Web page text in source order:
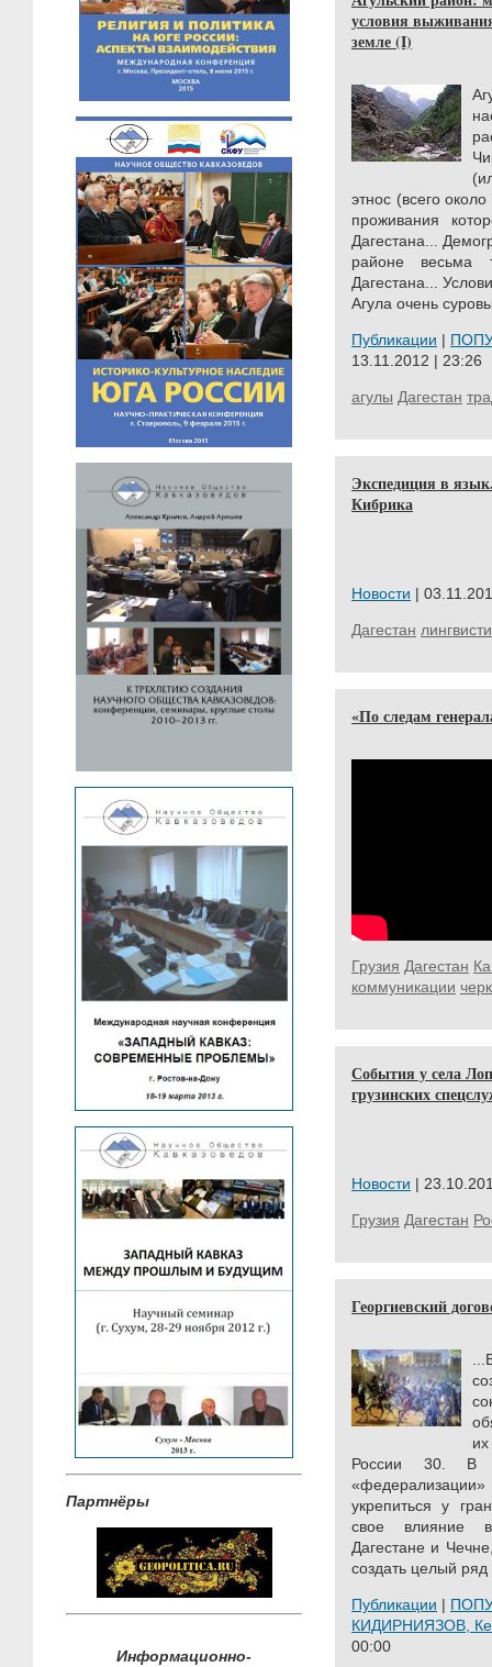
Партнёры
Информационно-
условия
земле (I)
этнос (всего
проживания
Дагестана...
районе весьма
Дагестана...
Агула очень
Публикации |
13.11.2012 | 23:26
агулы Дагестан
Экспедиция в
Кибрика
Новости |
Дагестан
«По следам
Грузия Дагестан
коммуникации
События у села
грузинских
Новости |
Грузия Дагестан
Георгиевский
России 30. В
укрепиться у
свое влияние
Дагестане и
создать целый
Публикации |
КИДИРНИЯЗОВ,
00:00